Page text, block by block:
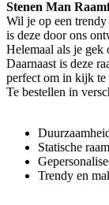
Stenen Man
Wil je op een
is deze door ons
Helemaal als je gek
Daarnaast is deze
perfect om in kijk te
Te bestellen in
Statische
Trendy en